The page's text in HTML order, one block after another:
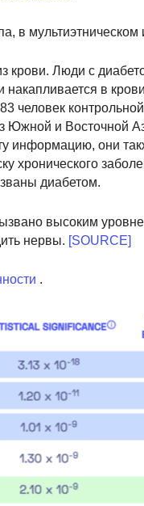
в мультиэтническом
крови. Люди с
накапливается в
человек
Южной и Восточной
информацию, они
хронического
диабетом.
высоким
нервы. [SOURCE]
.